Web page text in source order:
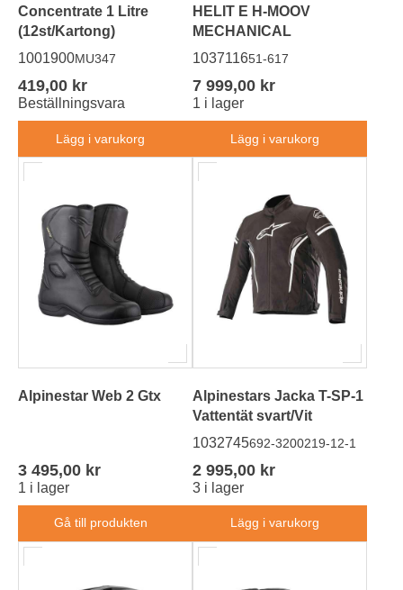
Concentrate 1 Litre
(12st/Kartong)
1001900MU347
419,00 kr
Beställningsvara
Lägg i varukorg
HELIT E H-MOOV
MECHANICAL
103711651-617
7 999,00 kr
1 i lager
Lägg i varukorg
Alpinestar Web 2 Gtx
3 495,00 kr
1 i lager
Gå till produkten
Alpinestars Jacka T-SP-1
Vattentät svart/Vit
1032745692-3200219-12-1
2 995,00 kr
3 i lager
Lägg i varukorg